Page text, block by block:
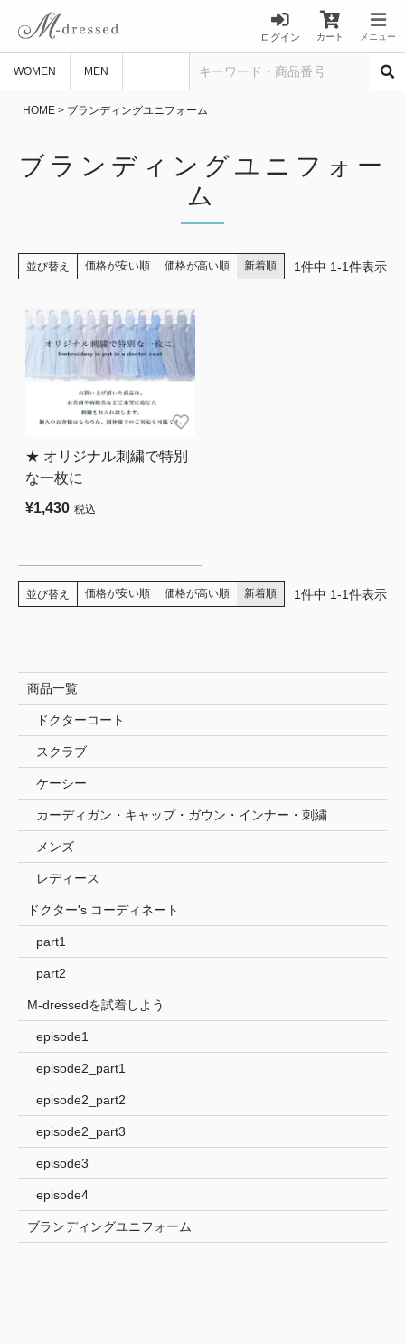
ログイン カート メニュー
WOMEN MEN
HOME ブランディングユニフォーム
商品一覧
ドクターコート
スクラブ
ケーシー
カーディガン・キャップ・ガウン・インナー・刺繍
メンズ
レディース
ドクター's コーディネート
part1
part2
M-dressedを試着しよう
episode1
episode2_part1
episode2_part2
episode2_part3
episode3
episode4
ブランディングユニフォーム
ブランディングユニフォー
ム
並び替え 価格が安い順 価格が高い順 新着順 1件中 1-1件表示
★ オリジナル刺繍で特別
な一枚に
¥1,430 税込
並び替え 価格が安い順 価格が高い順 新着順 1件中 1-1件表示